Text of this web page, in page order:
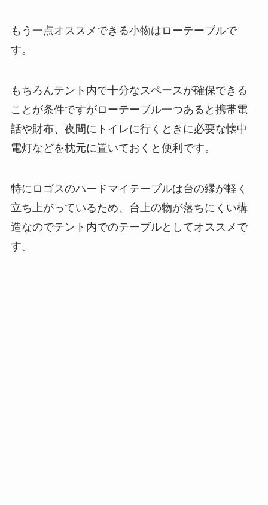
もう一点オススメできる小物はローテーブルで
す。
もちろんテント内で十分なスペースが確保できる
ことが条件ですがローテーブル一つあると携帯電
話や財布、夜間にトイレに行くときに必要な懐中
電灯などを枕元に置いておくと便利です。
特にロゴスのハードマイテーブルは台の縁が軽く
立ち上がっているため、台上の物が落ちにくい構
造なのでテント内でのテーブルとしてオススメで
す。